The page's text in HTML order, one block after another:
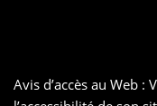
Avis d’accès au Web :